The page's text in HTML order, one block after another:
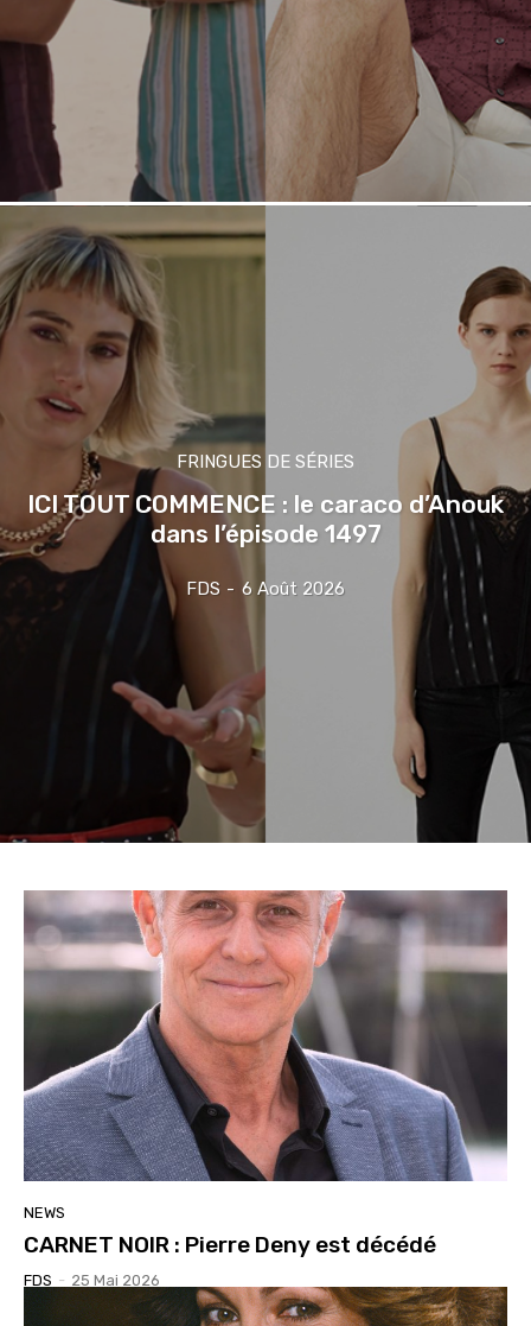
FRINGUES DE SÉRIES
ICI TOUT COMMENCE : le caraco d’Anouk
dans l’épisode 1497
FDS - 6 Août 2026
NEWS
CARNET NOIR : Pierre Deny est décédé
FDS - 25 Mai 2026